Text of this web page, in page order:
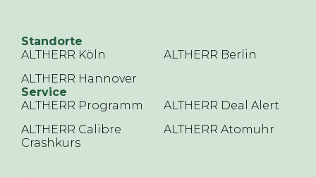
Standorte
ALTHERR Köln
ALTHERR Berlin
ALTHERR Hannover
Service
ALTHERR Programm
ALTHERR Deal Alert
ALTHERR Calibre
Crashkurs
ALTHERR Atomuhr